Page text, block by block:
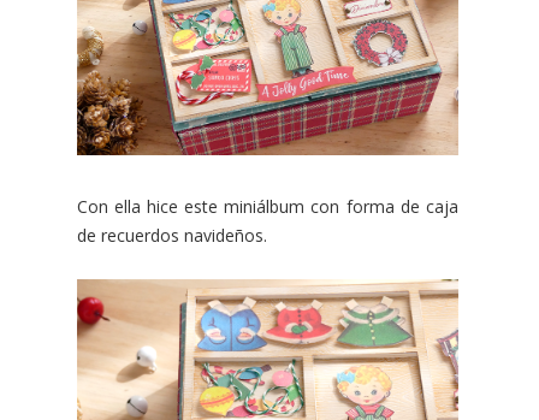
Con ella hice este miniálbum con forma de caja
de recuerdos navideños.